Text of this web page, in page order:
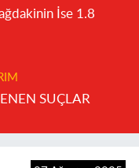
İse 1.8
SUÇLAR